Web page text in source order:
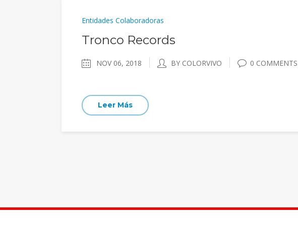
Entidades Colaboradoras
Tronco Records
NOV 06, 2018 BY COLORVIVO 0 COMMENTS
Leer Más